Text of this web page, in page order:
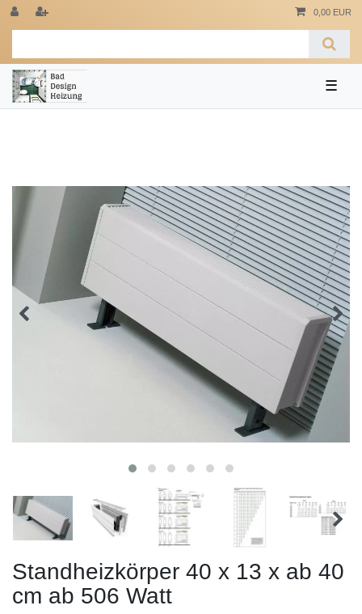
0,00 EUR
☰
Standheizkörper 40 x 13 x ab 40
cm ab 506 Watt